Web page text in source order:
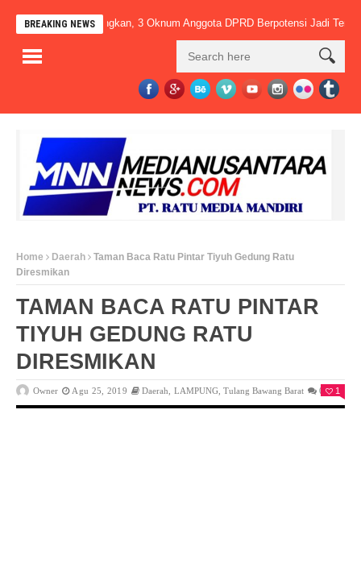
BREAKING NEWS
Dikembangkan, 3 Oknum Anggota DPRD Berpotensi Jadi Tersangka.
Home Daerah
Taman Baca Ratu Pintar Tiyuh Gedung Ratu
Diresmikan
TAMAN BACA RATU PINTAR
TIYUH GEDUNG RATU
DIRESMIKAN
Owner Agu 25, 2019 Daerah LAMPUNG,Tulang Bawang Barat 0 1